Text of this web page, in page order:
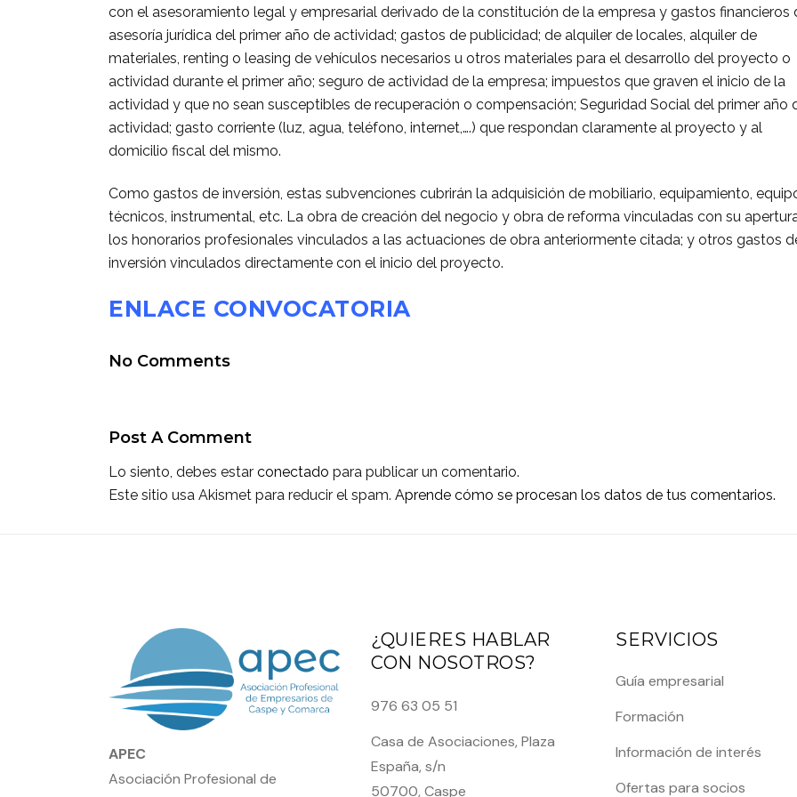
con el asesoramiento legal y empresarial derivado de la constitución de la empresa y gastos financieros
asesoría jurídica del primer año de actividad; gastos de publicidad; de alquiler de locales, alquiler de
materiales, renting o leasing de vehículos necesarios u otros materiales para el desarrollo del proyecto o
actividad durante el primer año; seguro de actividad de la empresa; impuestos que graven el inicio de la
actividad y que no sean susceptibles de recuperación o compensación; Seguridad Social del primer año
actividad; gasto corriente (luz, agua, teléfono, internet,….) que respondan claramente al proyecto y al
domicilio fiscal del mismo.
Como gastos de inversión, estas subvenciones cubrirán la adquisición de mobiliario, equipamiento,
técnicos, instrumental, etc. La obra de creación del negocio y obra de reforma vinculadas con su
los honorarios profesionales vinculados a las actuaciones de obra anteriormente citada; y otros gastos
inversión vinculados directamente con el inicio del proyecto.
ENLACE CONVOCATORIA
No Comments
Post A Comment
Lo siento, debes estar conectado para publicar un comentario.
Este sitio usa Akismet para reducir el spam. Aprende cómo se procesan los datos de tus comentarios.
APEC
Asociación Profesional de
¿QUIERES HABLAR
CON NOSOTROS?
976 63 05 51
Casa de Asociaciones, Plaza
España, s/n
50700, Caspe
SERVICIOS
Guía empresarial
Formación
Información de interés
Ofertas para socios